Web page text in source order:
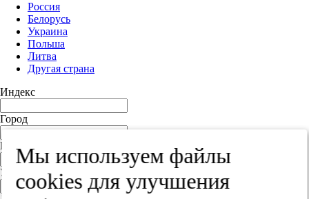
Россия
Белорусь
Украина
Польша
Литва
Другая страна
Индекс
Город
Край
Улица
Мы используем файлы
cооkies для улучшения